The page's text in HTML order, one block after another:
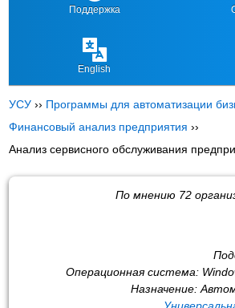
Поддержка
English
УСУ ›› Программы для автоматизации
Финансовый анализ предприятия ››
Анализ сервисного обслуживания
По мнению 72
Операционная система:
Назначение: